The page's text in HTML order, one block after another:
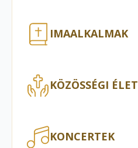
IMAALKALMAK
KÖZÖSSÉGI ÉLET
KONCERTEK